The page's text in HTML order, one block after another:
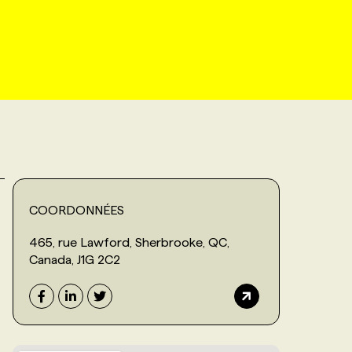
COORDONNÉES
465, rue Lawford, Sherbrooke, QC,
Canada, J1G 2C2